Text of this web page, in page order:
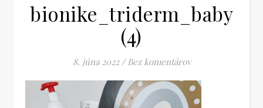
bionike_triderm_baby
(4)
8. júna 2022 / Bez komentárov